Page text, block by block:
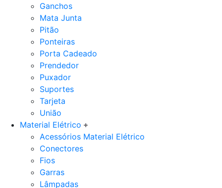
Ganchos
Mata Junta
Pitão
Ponteiras
Porta Cadeado
Prendedor
Puxador
Suportes
Tarjeta
União
Material Elétrico
Acessórios Material Elétrico
Conectores
Fios
Garras
Lâmpadas